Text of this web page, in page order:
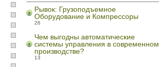
Рывок: Грузоподъемное
Оборудование и Компрессоры
26
Чем выгодны автоматические
системы управления в современном
производстве?
13